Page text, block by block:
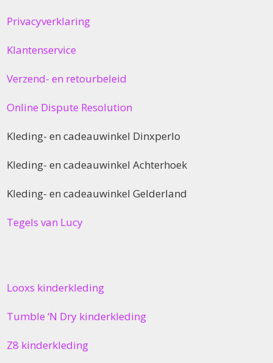
Privacyverklaring
Klantenservice
Verzend- en retourbeleid
Online Dispute Resolution
Kleding- en cadeauwinkel Dinxperlo
Kleding- en cadeauwinkel Achterhoek
Kleding- en cadeauwinkel Gelderland
Tegels van Lucy
Looxs kinderkleding
Tumble ‘N Dry kinderkleding
Z8 kinderkleding